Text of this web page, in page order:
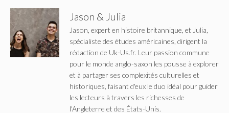
Jason & Julia
Jason, expert en histoire britannique, et Julia,
spécialiste des études américaines, dirigent la
rédaction de Uk-Us.fr. Leur passion commune
pour le monde anglo-saxon les pousse à explorer
et à partager ses complexités culturelles et
historiques, faisant d'eux le duo idéal pour guider
les lecteurs à travers les richesses de
l'Angleterre et des États-Unis.